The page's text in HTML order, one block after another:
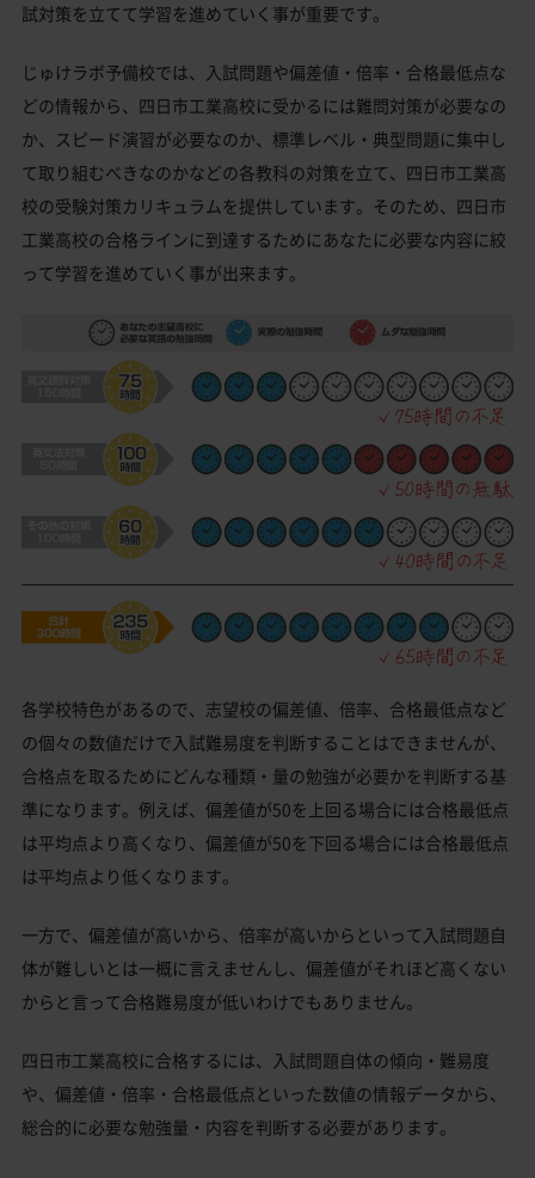
試対策を立てて学習を進めていく事が重要です。
じゅけラボ予備校では、入試問題や偏差値・倍率・合格最低点な
どの情報から、四日市工業高校に受かるには難問対策が必要なの
か、スピード演習が必要なのか、標準レベル・典型問題に集中し
て取り組むべきなのかなどの各教科の対策を立て、四日市工業高
校の受験対策カリキュラムを提供しています。そのため、四日市
工業高校の合格ラインに到達するためにあなたに必要な内容に絞
って学習を進めていく事が出来ます。
各学校特色があるので、志望校の偏差値、倍率、合格最低点など
の個々の数値だけで入試難易度を判断することはできませんが、
合格点を取るためにどんな種類・量の勉強が必要かを判断する基
準になります。例えば、偏差値が50を上回る場合には合格最低点
は平均点より高くなり、偏差値が50を下回る場合には合格最低点
は平均点より低くなります。
一方で、偏差値が高いから、倍率が高いからといって入試問題自
体が難しいとは一概に言えませんし、偏差値がそれほど高くない
からと言って合格難易度が低いわけでもありません。
四日市工業高校に合格するには、入試問題自体の傾向・難易度
や、偏差値・倍率・合格最低点といった数値の情報データから、
総合的に必要な勉強量・内容を判断する必要があります。